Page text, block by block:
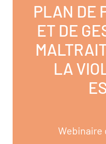
PLAN DE
ET DE
LA
Webinaire